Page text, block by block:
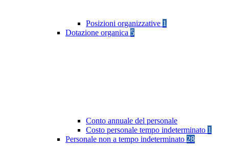
Posizioni organizzative 1
Dotazione organica 5
Conto annuale del personale
Costo personale tempo indeterminato 1
Personale non a tempo indeterminato 28